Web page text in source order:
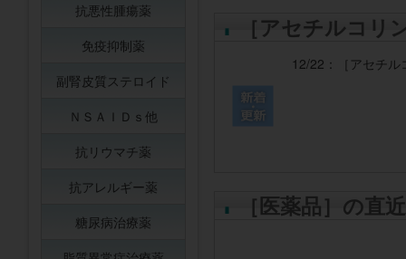
［アセチルコリ
12/22： ［アセチ
［医薬品］の直
抗悪性腫瘍薬
免疫抑制薬
副腎皮質ステロイド
ＮＳＡＩＤｓ他
抗リウマチ薬
抗アレルギー薬
糖尿病治療薬